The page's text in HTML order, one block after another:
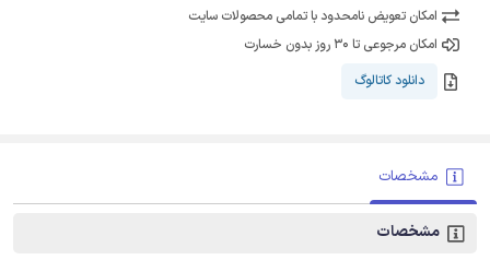
امکان تعویض نامحدود با تمامی محصولات سایت
امکان مرجوعی تا 30 روز بدون خسارت
دانلود کاتالوگ
مشخصات
مشخصات